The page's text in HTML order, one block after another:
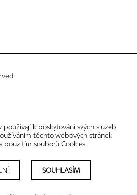
používají k poskytování svých služeb
těchto webových stránek
použitím souborů Cookies.
SOUHLASÍM